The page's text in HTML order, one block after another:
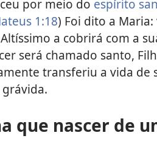
por meio do espírito
1:18) Foi dito a
a cobrirá com a
será chamado santo,
transferiu a vida de
que nascer de